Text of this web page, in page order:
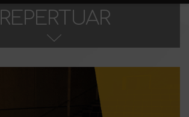
REPERTUAR